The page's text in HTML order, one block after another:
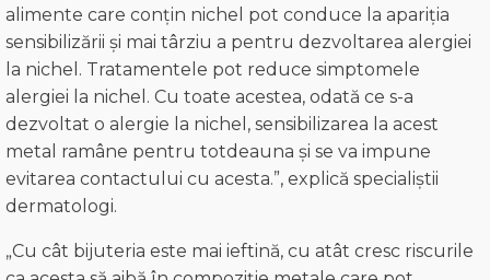
alimente care conțin nichel pot conduce la apariția
sensibilizării și mai târziu a pentru dezvoltarea alergiei
la nichel. Tratamentele pot reduce simptomele
alergiei la nichel. Cu toate acestea, odată ce s-a
dezvoltat o alergie la nichel, sensibilizarea la acest
metal ramâne pentru totdeauna și se va impune
evitarea contactului cu acesta.”, explică specialiștii
dermatologi.
„Cu cât bijuteria este mai ieftină, cu atât cresc riscurile